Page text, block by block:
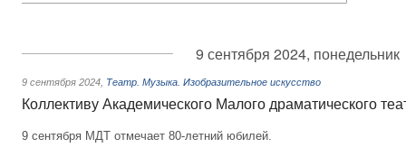
9 сентября 2024, понедельник
9 сентября 2024 Театр. Музыка. Изобразительное искусство
Коллективу Академического Малого драматического
9 сентября МДТ отмечает 80-летний юбилей.